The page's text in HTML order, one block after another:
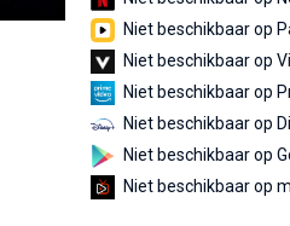
Niet beschikbaar op
Niet beschikbaar op
Niet beschikbaar op
Niet beschikbaar op
Niet beschikbaar op
Niet beschikbaar op